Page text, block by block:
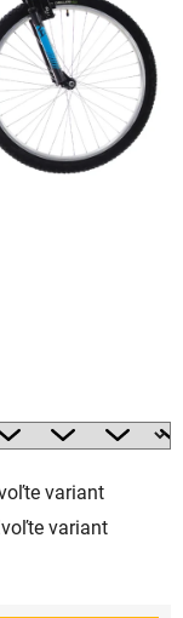
variant
variant